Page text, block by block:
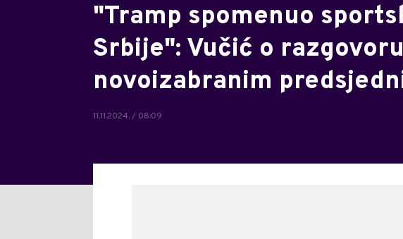
"Tramp spomenuo
Srbije": Vučić o
novoizabranim
11.11.2024. / 08:09